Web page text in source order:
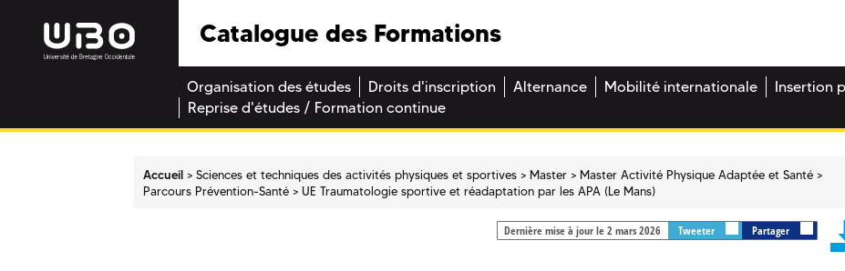
Catalogue des Formations
Organisation des études Droits d'inscription Alternance Mobilité internationale
Insertion
Reprise d'études / Formation continue
Accueil Sciences et techniques des activités physiques et sportives Master
Master Activité Physique Adaptée et Santé
Parcours Prévention-Santé
UE Traumatologie sportive et réadaptation par les APA (Le Mans)
Dernière mise à jour le 2 mars 2026 Tweeter Partager